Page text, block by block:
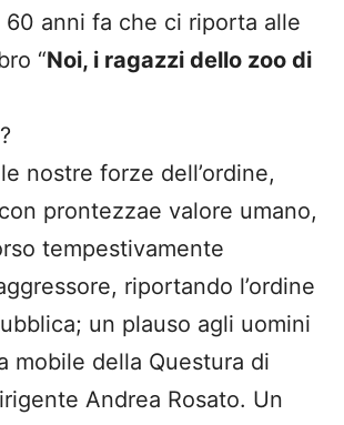
anni fa che ci riporta alle
“Noi, i ragazzi dello zoo di
nostre forze dell’ordine,
prontezzae valore umano,
tempestivamente
riportando l’ordine
un plauso agli uomini
mobile della Questura di
Andrea Rosato. Un